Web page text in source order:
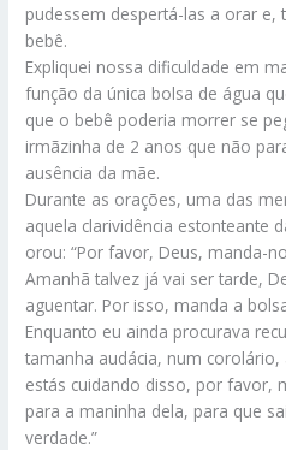
pudessem despertá-las a orar
bebê.
Expliquei nossa dificuldade em
função da única bolsa de água
que o bebê poderia morrer se
irmãzinha de 2 anos que não
ausência da mãe.
Durante as orações, uma das
aquela clarividência estonteante
orou: “Por favor, Deus, manda-
Amanhã talvez já vai ser tarde,
aguentar. Por isso, manda a
Enquanto eu ainda procurava
tamanha audácia, num corolário,
estás cuidando disso, por favor,
para a maninha dela, para que
verdade.”